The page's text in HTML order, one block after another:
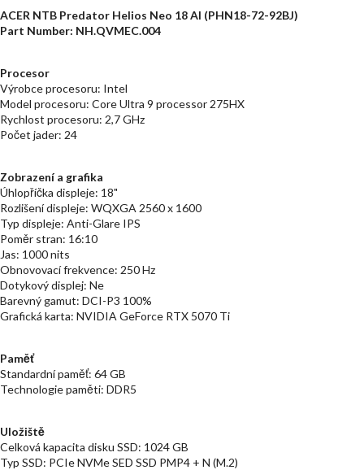
ACER NTB Predator Helios Neo 18 AI (PHN18-72-92BJ)
Part Number: NH.QVMEC.004
Procesor
Výrobce procesoru: Intel
Model procesoru: Core Ultra 9 processor 275HX
Rychlost procesoru: 2,7 GHz
Počet jader: 24
Zobrazení a grafika
Úhlopříčka displeje: 18"
Rozlišení displeje: WQXGA 2560 x 1600
Typ displeje: Anti-Glare IPS
Poměr stran: 16:10
Jas: 1000 nits
Obnovovací frekvence: 250 Hz
Dotykový displej: Ne
Barevný gamut: DCI-P3 100%
Grafická karta: NVIDIA GeForce RTX 5070 Ti
Paměť
Standardní paměť: 64 GB
Technologie paměti: DDR5
Uložiště
Celková kapacita disku SSD: 1024 GB
Typ SSD: PCIe NVMe SED SSD PMP4 + N (M.2)